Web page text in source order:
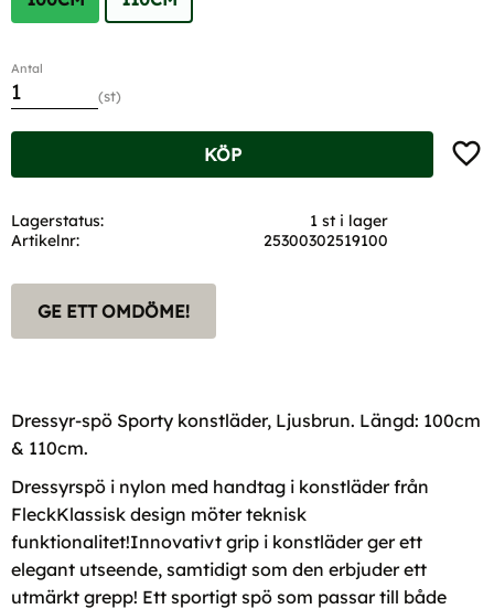
Antal
st
KÖP
Lagerstatus
1 st i lager
Artikelnr
25300302519100
GE ETT OMDÖME!
Dressyr-spö Sporty konstläder, Ljusbrun. Längd: 100cm
& 110cm.
Dressyrspö i nylon med handtag i konstläder från
FleckKlassisk design möter teknisk
funktionalitet!Innovativt grip i konstläder ger ett
elegant utseende, samtidigt som den erbjuder ett
utmärkt grepp! Ett sportigt spö som passar till både